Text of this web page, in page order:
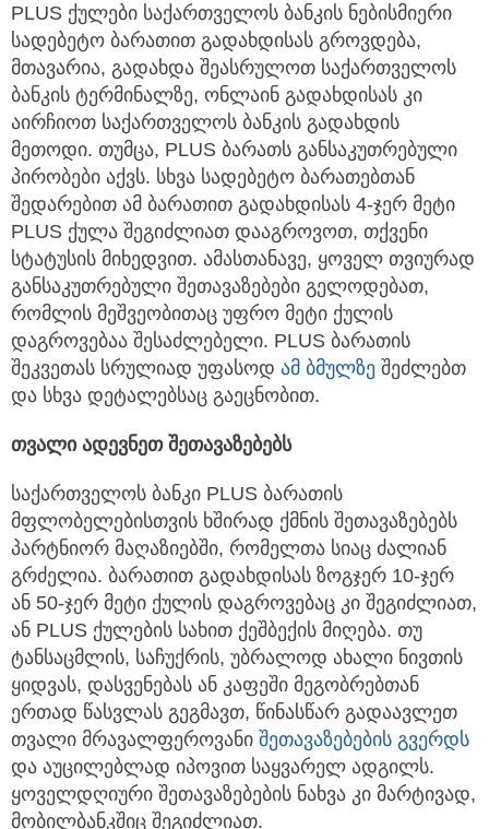
PLUS ქულები საქართველოს ბანკის ნებისმიერი
სადებეტო ბარათით გადახდისას გროვდება,
მთავარია, გადახდა შეასრულოთ საქართველოს
ბანკის ტერმინალზე, ონლაინ გადახდისას კი
აირჩიოთ საქართველოს ბანკის გადახდის
მეთოდი. თუმცა, PLUS ბარათს განსაკუთრებული
პირობები აქვს. სხვა სადებეტო ბარათებთან
შედარებით ამ ბარათით გადახდისას 4-ჯერ მეტი
PLUS ქულა შეგიძლიათ დააგროვოთ, თქვენი
სტატუსის მიხედვით. ამასთანავე, ყოველ თვიურად
განსაკუთრებული შეთავაზებები გელოდებათ,
რომლის მეშვეობითაც უფრო მეტი ქულის
დაგროვებაა შესაძლებელი. PLUS ბარათის
შეკვეთას სრულიად უფასოდ ამ ბმულზე შეძლებთ
და სხვა დეტალებსაც გაეცნობით.
თვალი ადევნეთ შეთავაზებებს
საქართველოს ბანკი PLUS ბარათის
მფლობელებისთვის ხშირად ქმნის შეთავაზებებს
პარტნიორ მაღაზიებში, რომელთა სიაც ძალიან
გრძელია. ბარათით გადახდისას ზოგჯერ 10-ჯერ
ან 50-ჯერ მეტი ქულის დაგროვებაც კი შეგიძლიათ,
ან PLUS ქულების სახით ქეშბექის მიღება. თუ
ტანსაცმლის, საჩუქრის, უბრალოდ ახალი ნივთის
ყიდვას, დასვენებას ან კაფეში მეგობრებთან
ერთად წასვლას გეგმავთ, წინასწარ გადაავლეთ
თვალი მრავალფეროვანი შეთავაზებების გვერდს
და აუცილებლად იპოვით საყვარელ ადგილს.
ყოველდღიური შეთავაზებების ნახვა კი მარტივად,
მობილბანკშიც შეგიძლიათ.